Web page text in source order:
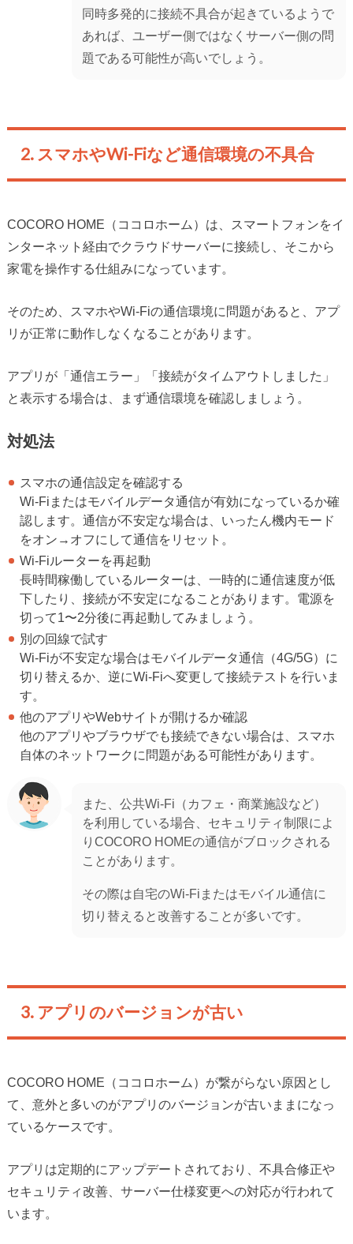
同時多発的に接続不具合が起きているようで
あれば、ユーザー側ではなくサーバー側の問
題である可能性が高いでしょう。
2. スマホやWi-Fiなど通信環境の不具合
COCORO HOME（ココロホーム）は、スマートフォンをイ
ンターネット経由でクラウドサーバーに接続し、そこから
家電を操作する仕組みになっています。
そのため、スマホやWi-Fiの通信環境に問題があると、アプ
リが正常に動作しなくなることがあります。
アプリが「通信エラー」「接続がタイムアウトしました」
と表示する場合は、まず通信環境を確認しましょう。
対処法
スマホの通信設定を確認する
Wi-Fiまたはモバイルデータ通信が有効になっているか確
認します。通信が不安定な場合は、いったん機内モード
をオン→オフにして通信をリセット。
Wi-Fiルーターを再起動
長時間稼働しているルーターは、一時的に通信速度が低
下したり、接続が不安定になることがあります。電源を
切って1〜2分後に再起動してみましょう。
別の回線で試す
Wi-Fiが不安定な場合はモバイルデータ通信（4G/5G）に
切り替えるか、逆にWi-Fiへ変更して接続テストを行いま
す。
他のアプリやWebサイトが開けるか確認
他のアプリやブラウザでも接続できない場合は、スマホ
自体のネットワークに問題がある可能性があります。
また、公共Wi-Fi（カフェ・商業施設など）
を利用している場合、セキュリティ制限によ
りCOCORO HOMEの通信がブロックされる
ことがあります。
その際は自宅のWi-Fiまたはモバイル通信に
切り替えると改善することが多いです。
3. アプリのバージョンが古い
COCORO HOME（ココロホーム）が繋がらない原因とし
て、意外と多いのがアプリのバージョンが古いままになっ
ているケースです。
アプリは定期的にアップデートされており、不具合修正や
セキュリティ改善、サーバー仕様変更への対応が行われて
います。